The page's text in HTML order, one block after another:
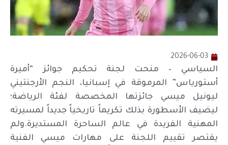
2026-06-03
السياسي – منحت لجنة تحكيم جوائز “أميرة
أستورياس” المرموقة في إسبانيا، النجم الأرجنتيني
ليونيل ميسي جائزتها المخصصة لفئة الرياضة؛
ليضيف الأسطورة بذلك تكريماً تاريخياً جديداً لمسيرته
المهنية الفريدة في عالم الساحرة المستديرة.ولم
يقتصر تقييم اللجنة على مهارات ميسي الفنية